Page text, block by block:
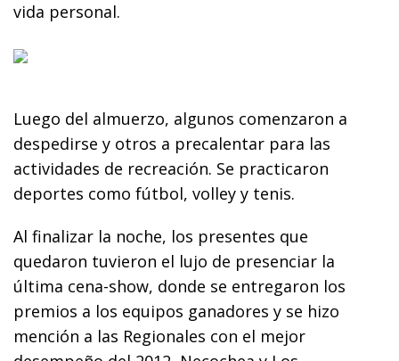
vida personal.
Luego del almuerzo, algunos comenzaron a
despedirse y otros a precalentar para las
actividades de recreación. Se practicaron
deportes como fútbol, volley y tenis.
Al finalizar la noche, los presentes que
quedaron tuvieron el lujo de presenciar la
última cena-show, donde se entregaron los
premios a los equipos ganadores y se hizo
mención a las Regionales con el mejor